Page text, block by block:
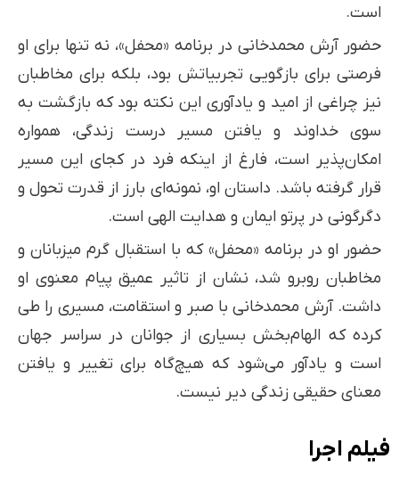
است.
حضور آرش محمدخانی در برنامه «محفل»، نه تنها برای او
فرصتی برای بازگویی تجربیاتش بود، بلکه برای مخاطبان
نیز چراغی از امید و یادآوری این نکته بود که بازگشت به
سوی خداوند و یافتن مسیر درست زندگی، همواره
امکان‌پذیر است، فارغ از اینکه فرد در کجای این مسیر
قرار گرفته باشد. داستان او، نمونه‌ای بارز از قدرت تحول و
دگرگونی در پرتو ایمان و هدایت الهی است.
حضور او در برنامه «محفل» که با استقبال گرم میزبانان و
مخاطبان روبرو شد، نشان از تاثیر عمیق پیام معنوی او
داشت. آرش محمدخانی با صبر و استقامت، مسیری را طی
کرده که الهام‌بخش بسیاری از جوانان در سراسر جهان
است و یادآور می‌شود که هیچ‌گاه برای تغییر و یافتن
معنای حقیقی زندگی دیر نیست.
فیلم اجرا